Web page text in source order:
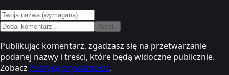
Wyślij
Publikując komentarz, zgadzasz się na przetwarzanie
podanej nazwy i treści, które będą widoczne publicznie.
Zobacz Politykę prywatności.